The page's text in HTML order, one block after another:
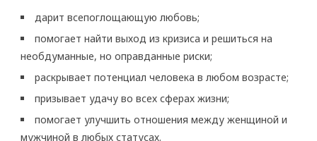
дарит всепоглощающую любовь;
помогает найти выход из кризиса и решиться на
необдуманные, но оправданные риски;
раскрывает потенциал человека в любом возрасте;
призывает удачу во всех сферах жизни;
помогает улучшить отношения между женщиной и
мужчиной в любых статусах.